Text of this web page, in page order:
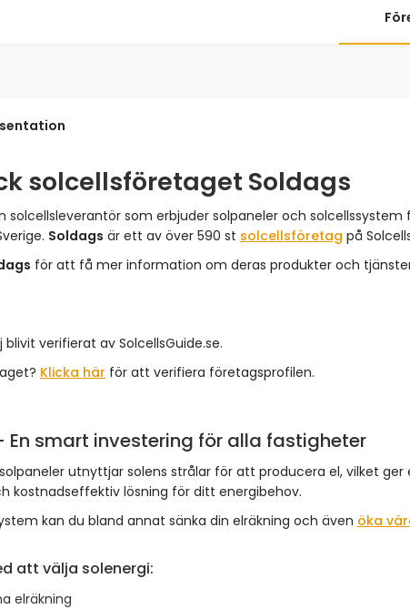
solcellsföretaget Soldags
solcellsleverantör som erbjuder solpaneler och solcellssystem
Soldags är ett av över 590 st solcellsföretag på
för att få mer information om deras produkter och
blivit verifierat av SolcellsGuide.se.
Klicka här för att verifiera företagsprofilen.
En smart investering för alla fastigheter
utnyttjar solens strålar för att producera el, vilket ger
kostnadseffektiv lösning för ditt energibehov.
kan du bland annat sänka din elräkning och även öka
att välja solenergi:
elräkning